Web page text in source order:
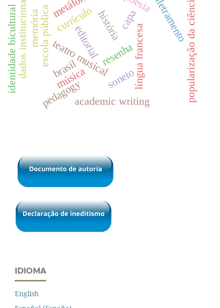
teatro musical
brasil
história
resenha
editorial língua francesa
escola públicacurrículo
memória
dados institucionais biletramento
identidade bicultural capa
música soneto
pedagogyacademic writing popularização da ciência
IDIOMA
English